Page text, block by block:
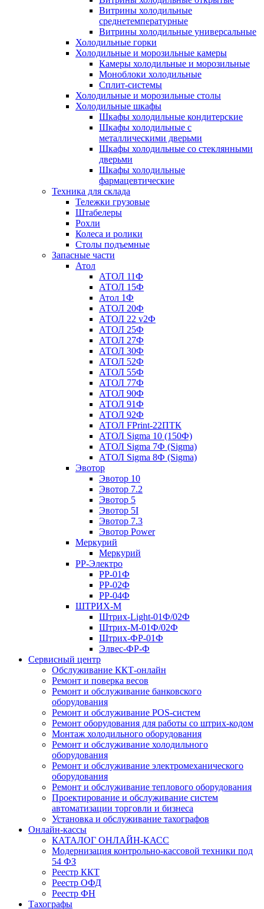
Витрины холодильные
среднетемпературные
Витрины холодильные универсальные
Холодильные горки
Холодильные и морозильные камеры
Камеры холодильные и морозильные
Моноблоки холодильные
Сплит-системы
Холодильные и морозильные столы
Холодильные шкафы
Шкафы холодильные кондитерские
Шкафы холодильные с
металлическими дверьми
Шкафы холодильные со стеклянными
дверьми
Шкафы холодильные
фармацевтические
Техника для склада
Тележки грузовые
Штабелеры
Рохли
Колеса и ролики
Столы подъемные
Запасные части
Атол
АТОЛ 11Ф
АТОЛ 15Ф
Атол 1Ф
АТОЛ 20Ф
АТОЛ 22 v2Ф
АТОЛ 25Ф
АТОЛ 27Ф
АТОЛ 30Ф
АТОЛ 52Ф
АТОЛ 55Ф
АТОЛ 77Ф
АТОЛ 90Ф
АТОЛ 91Ф
АТОЛ 92Ф
АТОЛ FPrint-22ПТК
АТОЛ Sigma 10 (150Ф)
АТОЛ Sigma 7Ф (Sigma)
АТОЛ Sigma 8Ф (Sigma)
Эвотор
Эвотор 10
Эвотор 7.2
Эвотор 5
Эвотор 5I
Эвотор 7.3
Эвотор Power
Меркурий
Меркурий
РР-Электро
РР-01Ф
РР-02Ф
РР-04Ф
ШТРИХ-М
Штрих-Light-01Ф/02Ф
Штрих-М-01Ф/02Ф
Штрих-ФР-01Ф
Элвес-ФР-Ф
Сервисный центр
Обслуживание ККТ-онлайн
Ремонт и поверка весов
Ремонт и обслуживание банковского
оборудования
Ремонт и обслуживание POS-систем
Ремонт оборудования для работы со штрих-кодом
Монтаж холодильного оборудования
Ремонт и обслуживание холодильного
оборудования
Ремонт и обслуживание электромеханического
оборудования
Ремонт и обслуживание теплового оборудования
Проектирование и обслуживание систем
автоматизации торговли и бизнеса
Установка и обслуживание тахографов
Онлайн-кассы
КАТАЛОГ ОНЛАЙН-КАСС
Модернизация контрольно-кассовой техники под
54 ФЗ
Реестр ККТ
Реестр ОФД
Реестр ФН
Тахографы